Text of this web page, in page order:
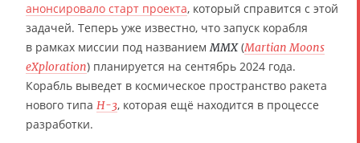
анонсировало старт проекта, который справится с этой
задачей. Теперь уже известно, что запуск корабля
в рамках миссии под названиемMMX(Martian Moons
eXploration) планируется на сентябрь 2024 года.
Корабль выведет в космическое пространство ракета
нового типа H-3, которая ещё находится в процессе
разработки.